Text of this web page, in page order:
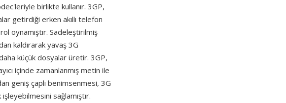
birlikte kullanır. 3GP,
getirdiği erken akıllı telefon
oynamıştır. Sadeleştirilmiş
kaldırarak yavaş 3G
küçük dosyalar üretir. 3GP,
içinde zamanlanmış metin ile
geniş çaplı benimsenmesi, 3G
sağlamıştır.